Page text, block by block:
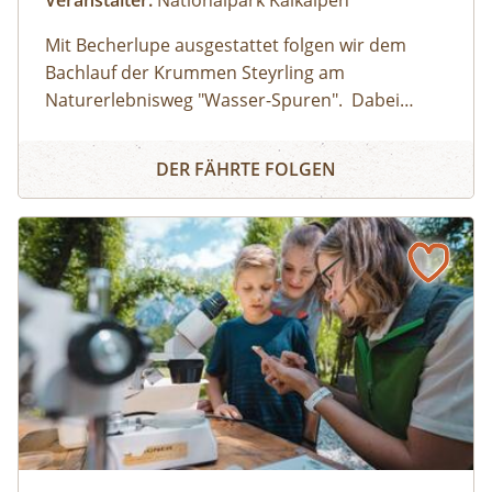
Mit Becherlupe ausgestattet folgen wir dem
Bachlauf der Krummen Steyrling am
Naturerlebnisweg "Wasser-Spuren". Dabei
Bergbach, die sich oft unter Steinen verbergen
und lüften die rätselhaften Eigenschaften des
Erlebnistag Wasser-Lebens-Räume
DER FÄHRTE FOLGEN